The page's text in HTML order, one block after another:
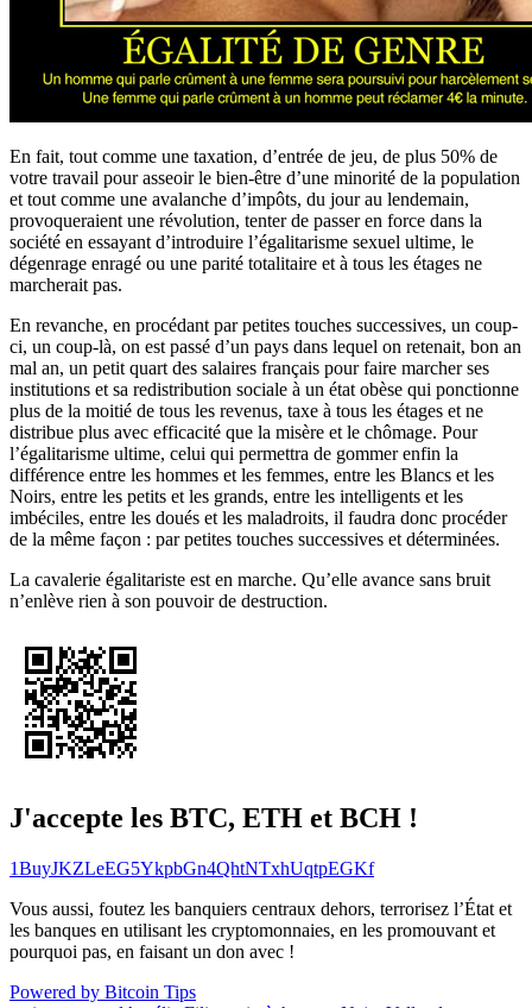
En fait, tout comme une taxation, d’entrée de jeu, de plus 50% de
votre travail pour asseoir le bien-être d’une minorité de la population
et tout comme une avalanche d’impôts, du jour au lendemain,
provoqueraient une révolution, tenter de passer en force dans la
société en essayant d’introduire l’égalitarisme sexuel ultime, le
dégenrage enragé ou une parité totalitaire et à tous les étages ne
marcherait pas.
En revanche, en procédant par petites touches successives, un coup-
ci, un coup-là, on est passé d’un pays dans lequel on retenait, bon an
mal an, un petit quart des salaires français pour faire marcher ses
institutions et sa redistribution sociale à un état obèse qui ponctionne
plus de la moitié de tous les revenus, taxe à tous les étages et ne
distribue plus avec efficacité que la misère et le chômage. Pour
l’égalitarisme ultime, celui qui permettra de gommer enfin la
différence entre les hommes et les femmes, entre les Blancs et les
Noirs, entre les petits et les grands, entre les intelligents et les
imbéciles, entre les doués et les maladroits, il faudra donc procéder
de la même façon : par petites touches successives et déterminées.
La cavalerie égalitariste est en marche. Qu’elle avance sans bruit
n’enlève rien à son pouvoir de destruction.
J'accepte les BTC, ETH et BCH !
1BuyJKZLeEG5YkpbGn4QhtNTxhUqtpEGKf
Vous aussi, foutez les banquiers centraux dehors, terrorisez l’État et
les banques en utilisant les cryptomonnaies, en les promouvant et
pourquoi pas, en faisant un don avec !
Powered by Bitcoin Tips